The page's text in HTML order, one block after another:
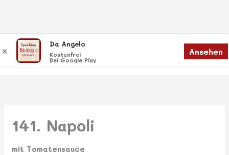
Inhalt
springen
Menü
Menü
141. Napoli
mit Tomatensauce
✕
Da Angelo
Kostenfrei
Bei Google Play
Ansehen